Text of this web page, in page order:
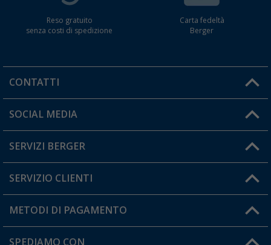
Reso gratuito
senza costi di spedizione
Carta fedeltà
Berger
CONTATTI
Orari di apertura del servizio:
Hai una domanda?
SOCIAL MEDIA
SERVIZI BERGER
Diventare rivenditori
Il mio Account
SERVIZIO CLIENTI
Informazioni sulla spedizione
Resi
METODI DI PAGAMENTO
SPEDIAMO CON